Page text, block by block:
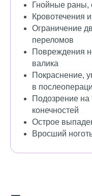
Гнойные раны,
Кровотечения
Ограничение
переломов
Повреждения
валика
Покраснение,
в
Подозрение
конечностей
Острое
Вросший